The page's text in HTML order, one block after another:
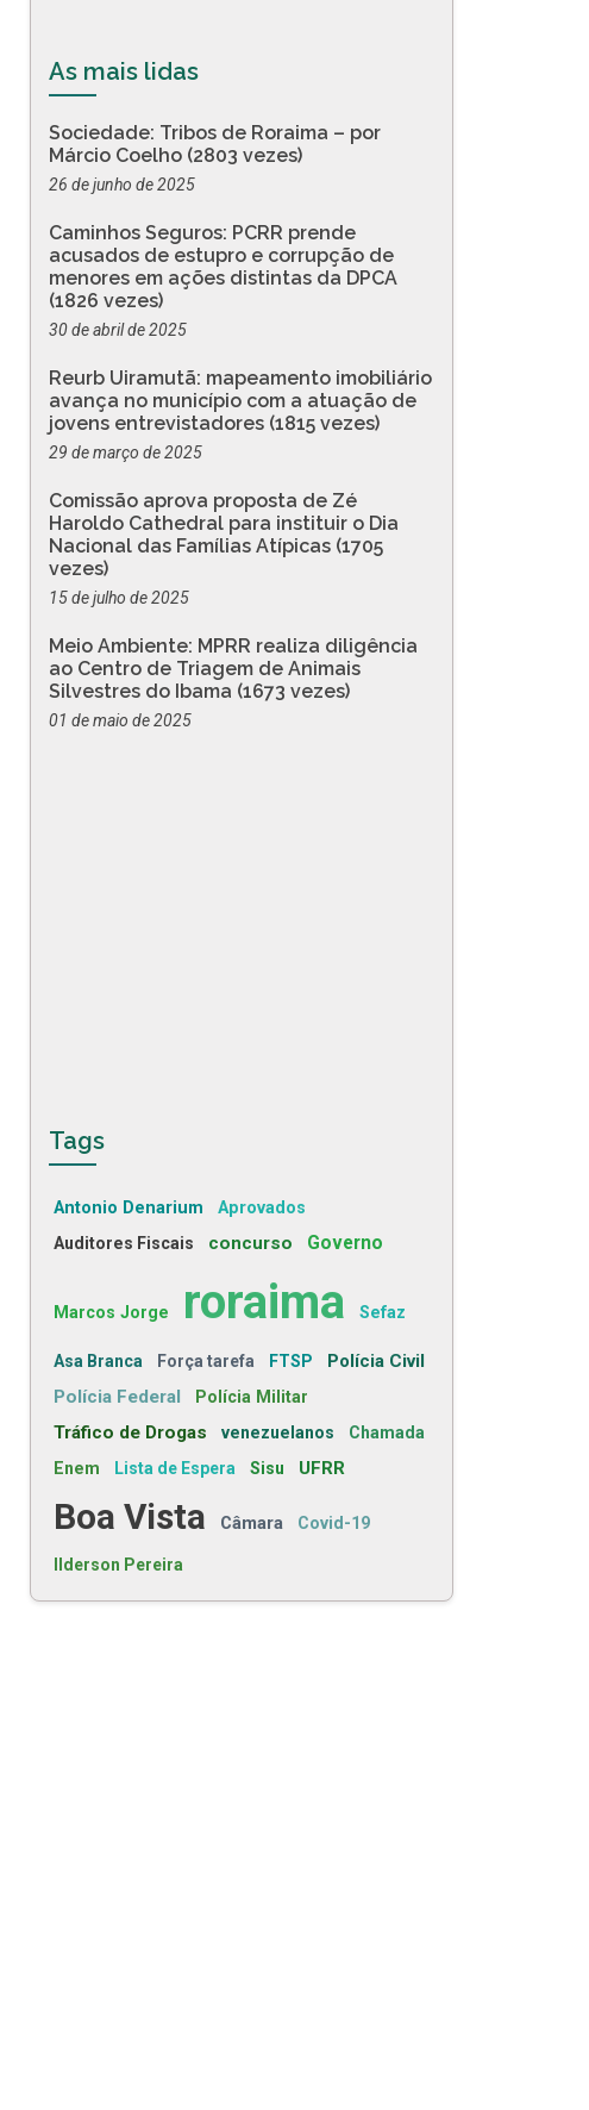
As mais lidas
Sociedade: Tribos de Roraima – por
Márcio Coelho (2803 vezes)
26 de junho de 2025
Caminhos Seguros: PCRR prende
acusados de estupro e corrupção de
menores em ações distintas da DPCA
(1826 vezes)
30 de abril de 2025
Reurb Uiramutã: mapeamento imobiliário
avança no município com a atuação de
jovens entrevistadores (1815 vezes)
29 de março de 2025
Comissão aprova proposta de Zé
Haroldo Cathedral para instituir o Dia
Nacional das Famílias Atípicas (1705
vezes)
15 de julho de 2025
Meio Ambiente: MPRR realiza diligência
ao Centro de Triagem de Animais
Silvestres do Ibama (1673 vezes)
01 de maio de 2025
Tags
Antonio Denarium Aprovados
Auditores Fiscais concurso Governo
Marcos Jorge roraima Sefaz
Asa Branca Força tarefa FTSP
Polícia Civil
Polícia Federal
Polícia Militar
Tráfico de Drogas venezuelanos
Chamada
Enem
Lista de Espera Sisu UFRR
Boa Vista Câmara Covid-19
Ilderson Pereira